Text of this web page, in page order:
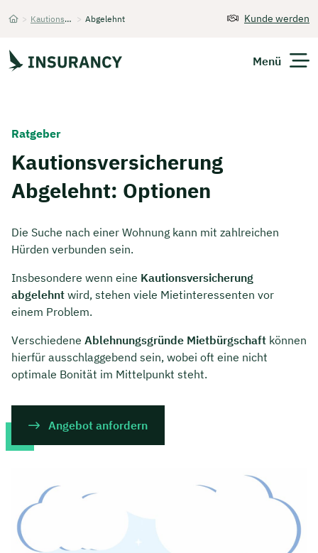
> Kautionsversicherung > Abgelehnt Kunde werden
Menü
Finanzen
Kontakt
Ratgeber
Kautionsversicherung
Abgelehnt: Optionen
Die Suche nach einer Wohnung kann mit zahlreichen
Hürden verbunden sein.
Insbesondere wenn eine Kautionsversicherung
abgelehnt wird, stehen viele Mietinteressenten vor
einem Problem.
Verschiedene Ablehnungsgründe Mietbürgschaft können
hierfür ausschlaggebend sein, wobei oft eine nicht
optimale Bonität im Mittelpunkt steht.
Angebot anfordern